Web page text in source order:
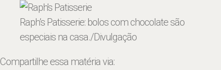
Raph’s Patisserie: bolos com chocolate são
especiais na casa./Divulgação
Compartilhe essa matéria via: